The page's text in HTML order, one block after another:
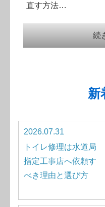
直す方法…
続
新
2026.07.31
トイレ修理は水道局
指定工事店へ依頼す
べき理由と選び方